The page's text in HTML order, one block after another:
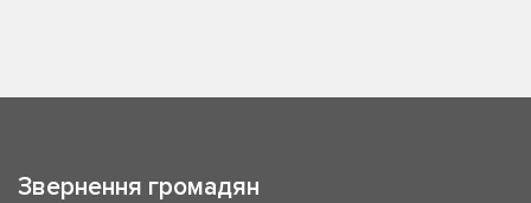
Звернення громадян